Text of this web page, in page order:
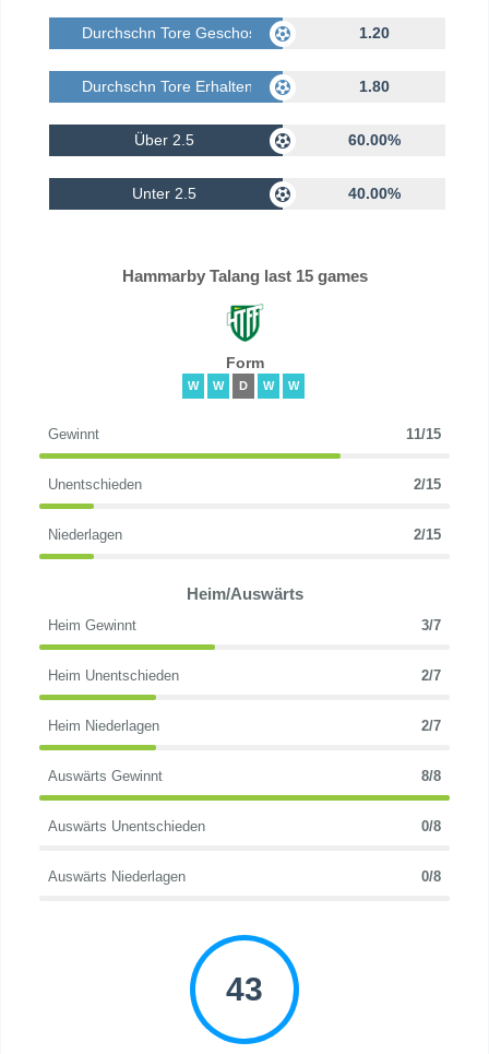
Durchschn Tore Geschossen 1.20
Durchschn Tore Erhalten 1.80
Über 2.5 60.00%
Unter 2.5 40.00%
Hammarby Talang last 15 games
Form
W W D W W
Gewinnt 11/15
Unentschieden 2/15
Niederlagen 2/15
Heim/Auswärts
Heim Gewinnt 3/7
Heim Unentschieden 2/7
Heim Niederlagen 2/7
Auswärts Gewinnt 8/8
Auswärts Unentschieden 0/8
Auswärts Niederlagen 0/8
43